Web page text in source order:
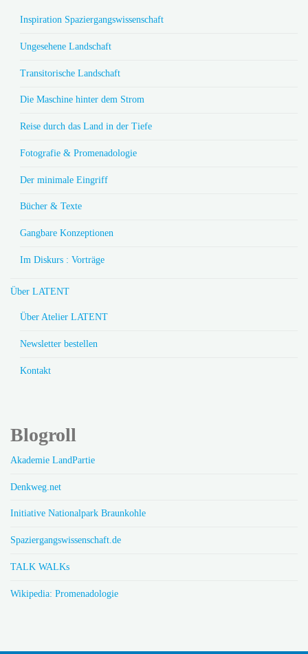
Inspiration Spaziergangswissenschaft
Ungesehene Landschaft
Transitorische Landschaft
Die Maschine hinter dem Strom
Reise durch das Land in der Tiefe
Fotografie & Promenadologie
Der minimale Eingriff
Bücher & Texte
Gangbare Konzeptionen
Im Diskurs : Vorträge
Über LATENT
Über Atelier LATENT
Newsletter bestellen
Kontakt
Blogroll
Akademie LandPartie
Denkweg.net
Initiative Nationalpark Braunkohle
Spaziergangswissenschaft.de
TALK WALKs
Wikipedia: Promenadologie